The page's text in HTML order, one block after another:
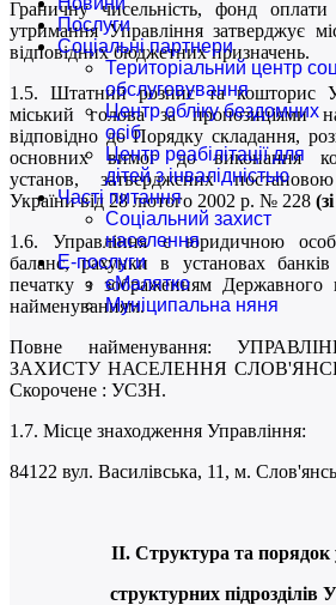
Послуги
Соціальні партнери
Територіальний центр
обслуговування
Центр обліку бездомних
осіб
Центр реабілітації для
дітей з інвалідністью
Часті питання
Соціальний захист
населення
Е-послуги
єМалятко
Муніципальна няня
Граничну чисельність, фонд
утримання Управління затверджує
відповідних бюджетних призначень.
1.5. Штатний розпис та кошторис
міський голова за пропозиціями
відповідно до Порядку складання,
основних вимог до виконання
установ, затверджених
України від 28 лютого 2002 р. № 228
1.6. Управління є юридичною
баланс, рахунки в установах банків
печатку з зображенням Державного
найменуванням.
Повне найменування:
ЗАХИСТУ НАСЕЛЕННЯ
Скорочене : УСЗН.
1.7. Місце знаходження Управління:
84122 вул. Василівська, 11, м.
ІІ. Структура та порядок
структурних підрозділів